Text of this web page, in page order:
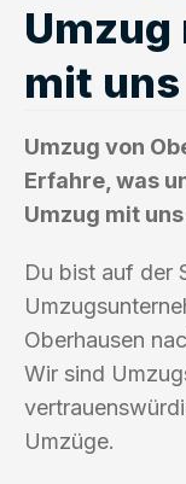
Umzug
mit uns
Umzug von
Erfahre, was
Umzug mit
Du bist auf der
Oberhausen
Wir sind
Umzüge.